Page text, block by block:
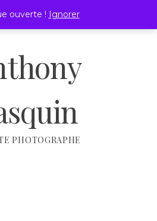
PHOTOGRAPHE
ouverte ! Ignorer